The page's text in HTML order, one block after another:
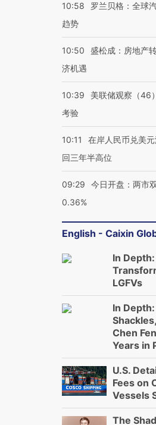
10:58
罗兰贝格：全球
趋势
10:50
盛松成：房地产
济机遇
10:39
美联储观察（46
考验
10:11
在岸人民币兑美
回三年半高位
09:29
今日开盘：两市
0.36%
English - Caixin
In
LGFVs
In
Chen
Years in
U.S.
Fees on
Vessels
The